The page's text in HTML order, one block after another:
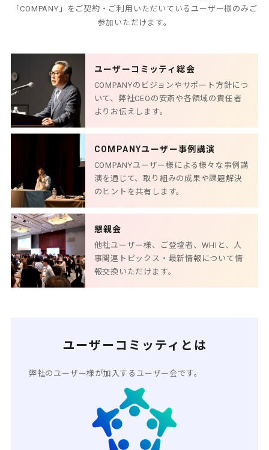
「COMPANY」をご契約・ご利用いただいているユーザー様のみご
参加いただけます。
ユーザーコミッティ総会
COMPANYのビジョンやサポート方針につ
いて、弊社CEOの安斎や各領域の責任者
よりお伝えします。
COMPANYユーザー事例講演
COMPANYユーザー様による様々な事例講
演を通じて、取り組みの成果や課題解決
のヒントを共有します。
懇親会
他社ユーザー様、ご登壇者、WHIと、人
事関連トピックス・最新情報について情
報交換いただけます。
ユーザーコミッティとは
弊社のユーザー様が加入する ユーザー会です。